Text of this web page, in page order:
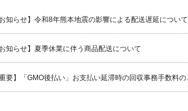
お知らせ】令和8年熊本地震の影響による配送遅延について
お知らせ】夏季休業に伴う商品配送について
重要】「GMO後払い」お支払い延滞時の回収事務手数料